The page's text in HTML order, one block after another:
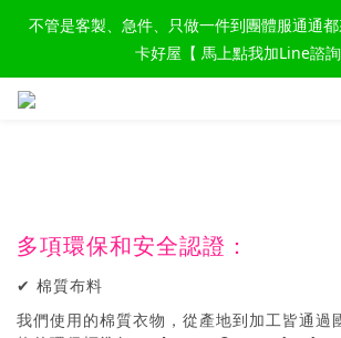
不管是客製、急件、只做一件到團體服通通
卡好屋【 馬上點我加Line諮詢
多項環保和安全認證：
✔ 棉質布料
我們使用的棉質衣物，從產地到加工皆通過